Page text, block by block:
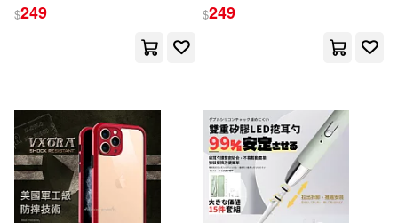
Kelly(34)
Basford(33) Davies(33)
Harperson(33) Hoshiko(33)
中國社會科學出版社(200)
人民體育出版社(197)
遼寧科學技術出版社(195)
$249 $249